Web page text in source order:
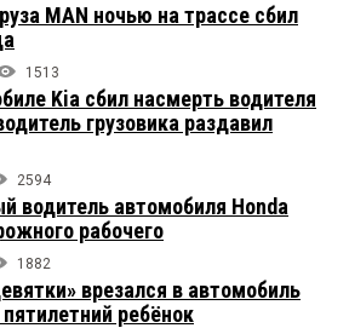
MAN ночью на трассе сбил
1513
Kia сбил насмерть водителя
грузовика раздавил
2594
водитель автомобиля Honda
рабочего
1882
врезался в автомобиль
ребёнок